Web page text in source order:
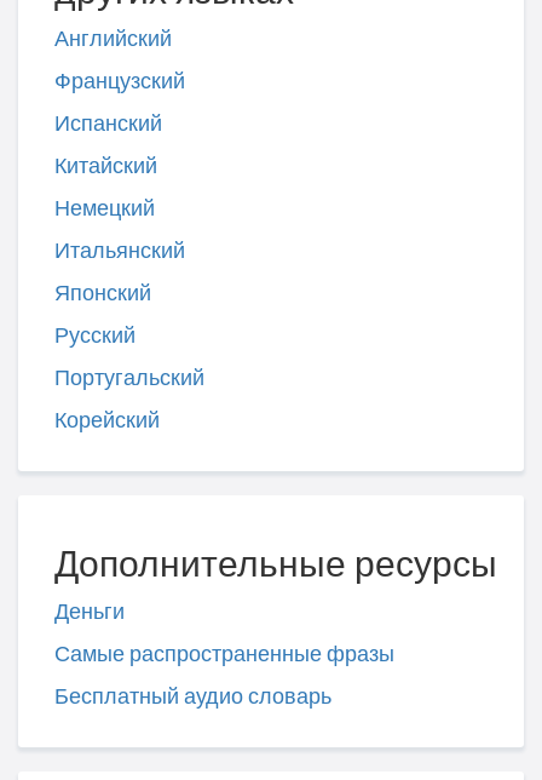
Английский
Французский
Испанский
Китайский
Немецкий
Итальянский
Японский
Русский
Португальский
Корейский
Дополнительные ресурсы
Деньги
Самые распространенные фразы
Бесплатный аудио словарь